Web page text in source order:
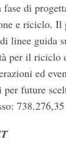
di
e riciclo. Il
linee guida
per il riciclo
ed
future